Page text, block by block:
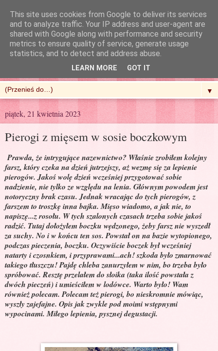
R'n'G Kitchen
▼
piątek, 21 kwietnia 2023
Pierogi z mięsem w sosie boczkowym
Prawda, że intrygujące nazewnictwo? Właśnie zrobiłem kolejny
farsz, który czeka na dzień jutrzejszy, aż wezmę się za lepienie
pierogów. Jakoś wolę dzień wcześniej przygotować sobie
nadzienie, nie tylko ze względu na lenia. Głównym powodem jest
notoryczny brak czasu. Jednak wracając do tych pierogów, z
farszem to troszkę inna bajka. Mięso wiadomo, a jak nie, to
napiszę...z rosołu. W tych szalonych czasach trzeba sobie jakoś
radzić. Tutaj dołożyłem boczku wędzonego, żeby farsz nie wyszedł
za suchy. No i w końcu ten sos. Powstał on na bazie wytopionego,
podczas pieczenia, boczku. Oczywiście boczek był wcześniej
natarty i czosnkiem, i przyprawami...ach! szkoda było zmarnować
takiego tłuszczu! Pajdę chleba zanurzyłem w nim, bo trzeba było
spróbować. Resztę przelałem do słoika (taka ilość powstała z
dwóch pieczeń) i umieściłem w lodówce. Warto było! Wam
również polecam. Polecam też pierogi, bo nieskromnie mówiąc,
wyszły zajefajne. Opis jak zwykle pod moimi wstępnymi
wypocinami. Miłego lepienia, pysznej degustacji.
This site uses cookies from Google to deliver its services
and to analyze traffic. Your IP address and user-agent are
shared with Google along with performance and security
metrics to ensure quality of service, generate usage
statistics, and to detect and address abuse.
LEARN MORE GOT IT